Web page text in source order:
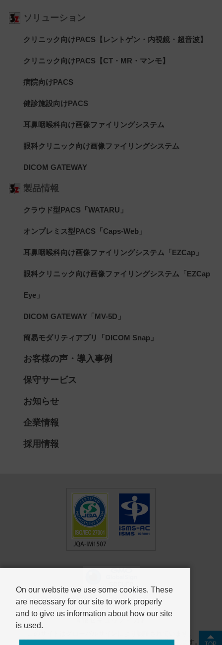
TOP
ソリューション
クリニック向けPACS【レントゲン・内視鏡・超音波】
クリニック向けPACS【CT・MR・マンモ】
病院向けPACS
健診施設向けPACS
耳鼻咽喉科向け画像ファイリングシステム
眼科クリニック向け画像ファイリングシステム
DICOM GATEWAY
製品情報
クラウド型PACS「WATARU」
オンプレミス型PACS「Caps-Web」
耳鼻咽喉科向け画像ファイリングシステム「EZCap」
眼科クリニック向け画像ファイリングシステム「EZCap
Eye」
DICOM GATEWAY「MV-5D」
簡易モダリティアプリ「DICOM Snap」
お客様の声・導入事例
保守サービス
お知らせ
企業情報
採用情報
個人情報保護方針
SSL対応ページからの情報送信は暗号化により保護されます。
On our website we use some cookies. These
are necessary for our site to work properly
and to give us information about how our site
is used.